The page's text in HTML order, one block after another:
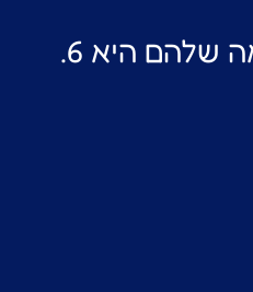
שלהם היא 6.